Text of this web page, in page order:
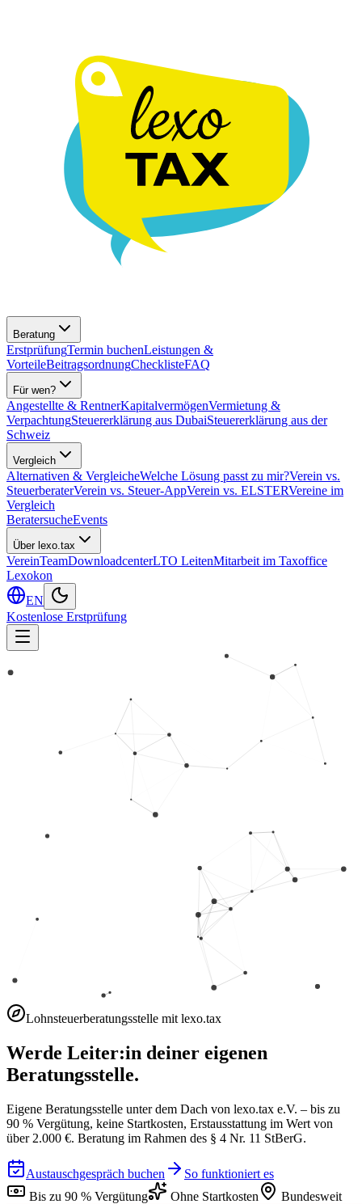
Beratung
ErstprüfungTermin buchenLeistungen &
VorteileBeitragsordnungChecklisteFAQ
Für wen?
Angestellte & RentnerKapitalvermögenVermietung &
VerpachtungSteuererklärung aus DubaiSteuererklärung aus der
Schweiz
Vergleich
Alternativen & VergleicheWelche Lösung passt zu mir?Verein vs.
SteuerberaterVerein vs. Steuer-AppVerein vs. ELSTERVereine im
Vergleich
BeratersucheEvents
Über lexo.tax
VereinTeamDownloadcenterLTO LeitenMitarbeit im Taxoffice
Lexokon
EN
Kostenlose Erstprüfung
Lohnsteuerberatungsstelle mit lexo.tax
Werde Leiter:in deiner eigenen
Beratungsstelle.
Eigene Beratungsstelle unter dem Dach von lexo.tax e.V. – bis zu
90 % Vergütung, keine Startkosten, Erstausstattung im Wert von
über 2.000 €. Beratung im Rahmen des § 4 Nr. 11 StBerG.
Austauschgespräch buchen
So funktioniert es
Bis zu 90 % Vergütung
Ohne Startkosten Bundesweit